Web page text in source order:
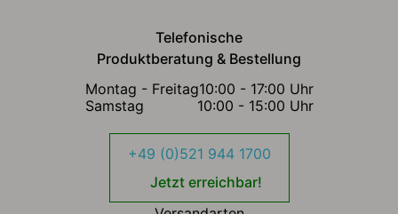
Telefonische
Produktberatung & Bestellung
Montag - Freitag10:00 - 17:00 Uhr
Samstag
10:00 - 15:00 Uhr
+49 (0)521 944 1700
Jetzt erreichbar!